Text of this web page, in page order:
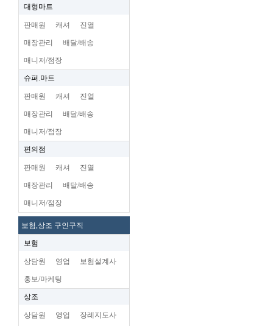
대형마트
판매원 캐셔 진열
매장관리 배달/배송
매니저/점장
슈펴.마트
판매원 캐셔 진열
매장관리 배달/배송
매니저/점장
편의점
판매원 캐셔 진열
매장관리 배달/배송
매니저/점장
보험,상조 구인구직
보험
상담원 영업 보험설계사
홍보/마케팅
상조
상담원 영업 장례지도사